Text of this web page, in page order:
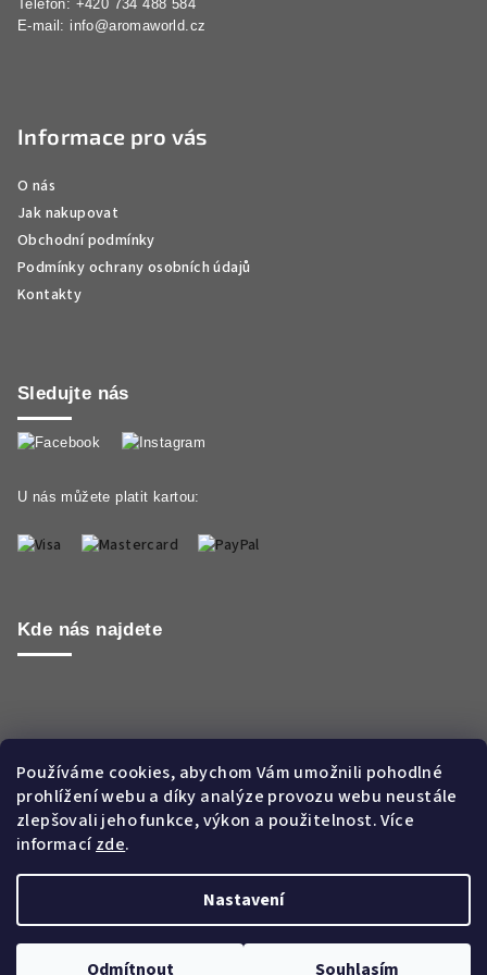
Používáme cookies, abychom Vám umožnili pohodlné
prohlížení webu a díky analýze provozu webu neustále
zlepšovali jeho funkce, výkon a použitelnost. Více
informacízde.
Nastavení
Odmítnout Souhlasím
Telefon: +420 734 488 584
E-mail: info@aromaworld.cz
Informace pro vás
O nás
Jak nakupovat
Obchodní podmínky
Podmínky ochrany osobních údajů
Kontakty
Sledujte nás
U nás můžete platit kartou:
Kde nás najdete
vyhrazena.